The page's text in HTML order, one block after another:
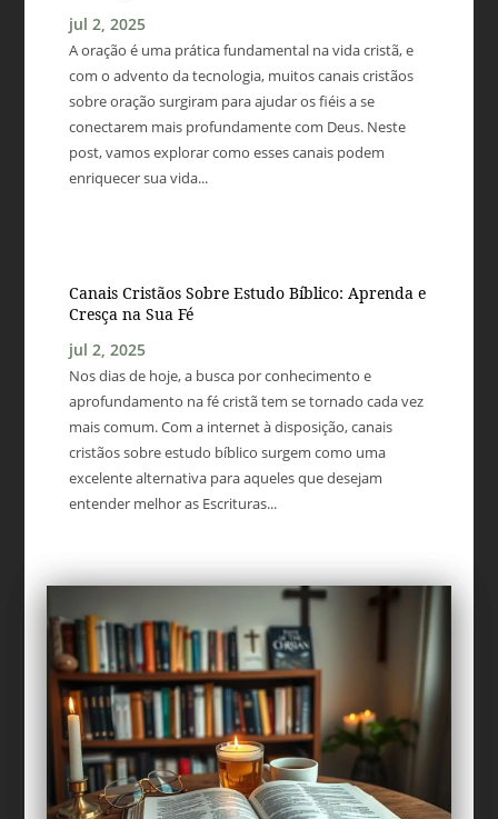
jul 2, 2025
A oração é uma prática fundamental na vida cristã, e
com o advento da tecnologia, muitos canais cristãos
sobre oração surgiram para ajudar os fiéis a se
conectarem mais profundamente com Deus. Neste
post, vamos explorar como esses canais podem
enriquecer sua vida...
Canais Cristãos Sobre Estudo Bíblico: Aprenda e
Cresça na Sua Fé
jul 2, 2025
Nos dias de hoje, a busca por conhecimento e
aprofundamento na fé cristã tem se tornado cada vez
mais comum. Com a internet à disposição, canais
cristãos sobre estudo bíblico surgem como uma
excelente alternativa para aqueles que desejam
entender melhor as Escrituras...